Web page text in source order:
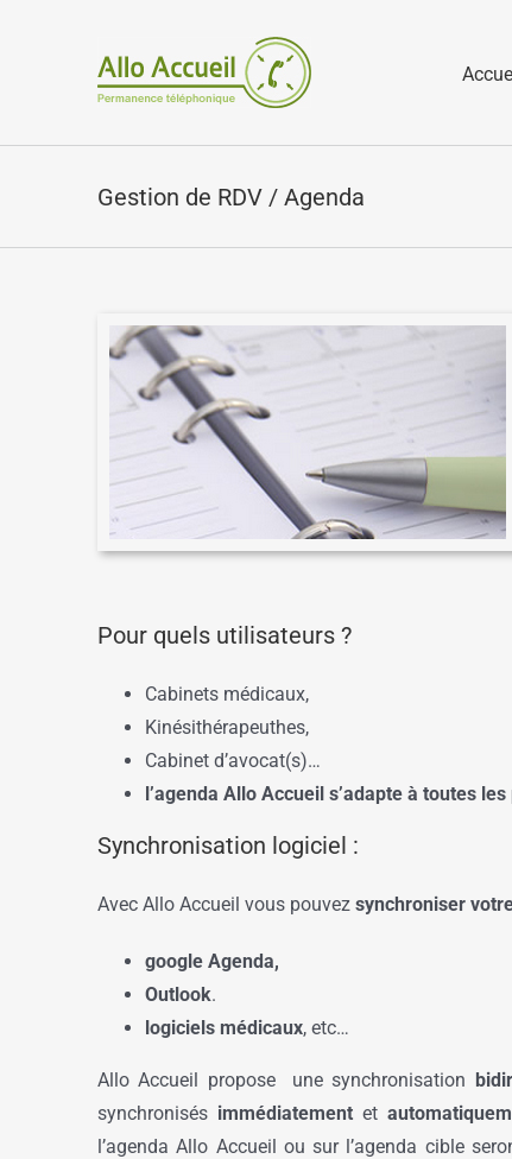
Gestion de RDV / Agenda
Pour quels utilisateurs ?
Cabinets médicaux,
Kinésithérapeuthes,
Cabinet d’avocat(s)…
l’agenda Allo Accueil s’adapte à toutes
Synchronisation logiciel :
Avec Allo Accueil vous pouvez synchroniser
google Agenda,
Outlook.
logiciels médicaux, etc…
Allo Accueil propose une synchronisation
synchronisés immédiatementet
l’agenda Allo Accueil ou sur l’agenda cible